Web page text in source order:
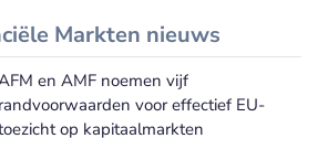
Markten nieuws
Autoriteit Financiële Markten nieuws
en AMF noemen vijf
randvoorwaarden voor effectief EU-
op kapitaalmarkten